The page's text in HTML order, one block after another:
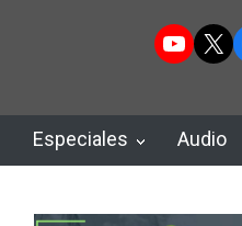
X
Especiales Audio